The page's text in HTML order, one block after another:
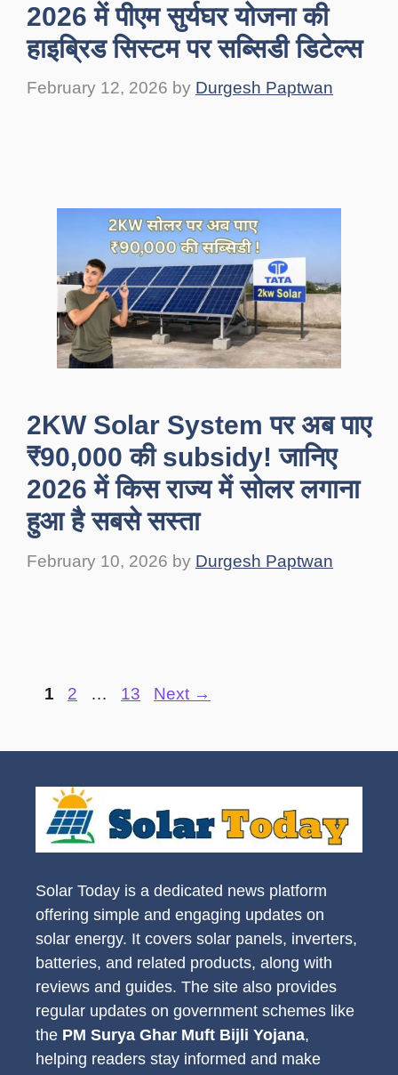
2026 में पीएम सुर्यघर योजना की
हाइब्रिड सिस्टम पर सब्सिडी डिटेल्स
February 12, 2026 by Durgesh Paptwan
2KW Solar System पर अब पाए
₹90,000 की subsidy! जानिए
2026 में किस राज्य में सोलर लगाना
हुआ है सबसे सस्ता
February 10, 2026 by Durgesh Paptwan
Page
1 Page
2 … Page
13 Next →
Solar Today is a dedicated news platform
offering simple and engaging updates on
solar energy. It covers solar panels, inverters,
batteries, and related products, along with
reviews and guides. The site also provides
regular updates on government schemes like
the PM Surya Ghar Muft Bijli Yojana,
helping readers stay informed and make